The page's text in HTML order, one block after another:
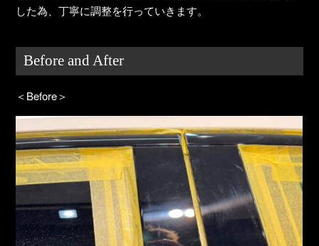
した為、丁寧に調整を行っていきます。
Before and After
＜Before＞